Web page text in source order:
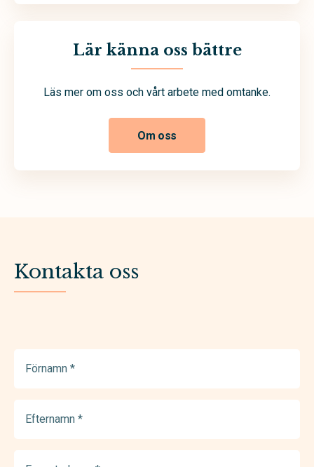
Lär känna oss bättre
Läs mer om oss och vårt arbete med omtanke.
Om oss
Kontakta oss
(Required)
(Required)